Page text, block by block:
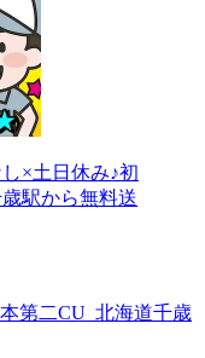
×土日休み♪初
駅から無料送
第二CU_北海道千歳